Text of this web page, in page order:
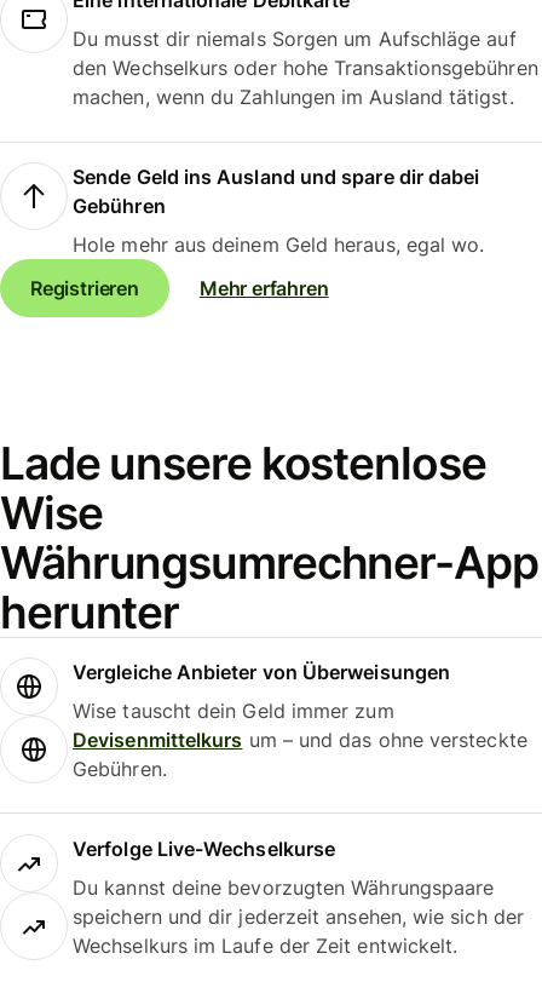
Du musst dir niemals Sorgen um Aufschläge auf
den Wechselkurs oder hohe Transaktionsgebühren
machen, wenn du Zahlungen im Ausland tätigst.
Sende Geld ins Ausland und spare dir dabei
Gebühren
Hole mehr aus deinem Geld heraus, egal wo.
Registrieren
Mehr erfahren
Lade unsere kostenlose
Wise
Währungsumrechner-App
herunter
Vergleiche Anbieter von Überweisungen
Wise tauscht dein Geld immer zum
Devisenmittelkurs um – und das ohne versteckte
Gebühren.
Verfolge Live-Wechselkurse
Du kannst deine bevorzugten Währungspaare
speichern und dir jederzeit ansehen, wie sich der
Wechselkurs im Laufe der Zeit entwickelt.